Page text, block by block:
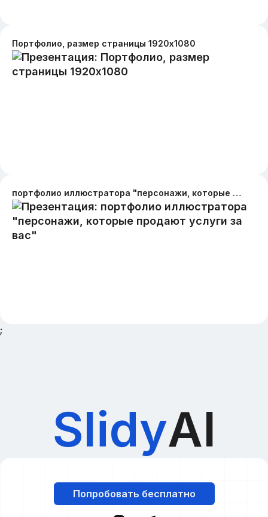
Портфолио, размер страницы 1920х1080
портфолио иллюстратора "персонажи, которые продают услуги за вас"
;
SlidyAI
Попробовать бесплатно